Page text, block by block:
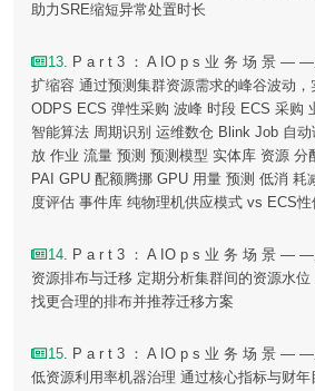
助力SRE缩短异常处置时长
13. P a r t 3 ： A IO p s 业 务 场 景 — —
扩缩容 通过预测集群资源需求的峰谷波动
ODPS ECS 弹性采购 波峰 时段 ECS 采购
智能算法 周期识别 运维数仓 Blink Job 自
放 作业 流量 预测 预测模型 实体库 资源 分
PAI GPU 配额腾挪 GPU 用量 预测 低消 耗
度评估 事件库 纯物理机供应模式 vs ECS性
14. P a r t 3 ： A IO p s 业 务 场 景 — —
资源排布与迁移 定期分析集群间的资源水
找更合理的排布并推荐迁移方案
15. P a r t 3 ： A IO p s 业 务 场 景 — —
低资源利用率机器治理 通过核心指标与财